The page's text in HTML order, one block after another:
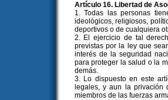
Artículo 16. Libertad de
1. Todas las personas
ideológicos, religiosos,
deportivos o de cualquiera
2. El ejercicio de tal
previstas por la ley que
interés de la seguridad
para proteger la salud o la
demás.
3. Lo dispuesto en este
legales, y aun la
miembros de las fuerzas